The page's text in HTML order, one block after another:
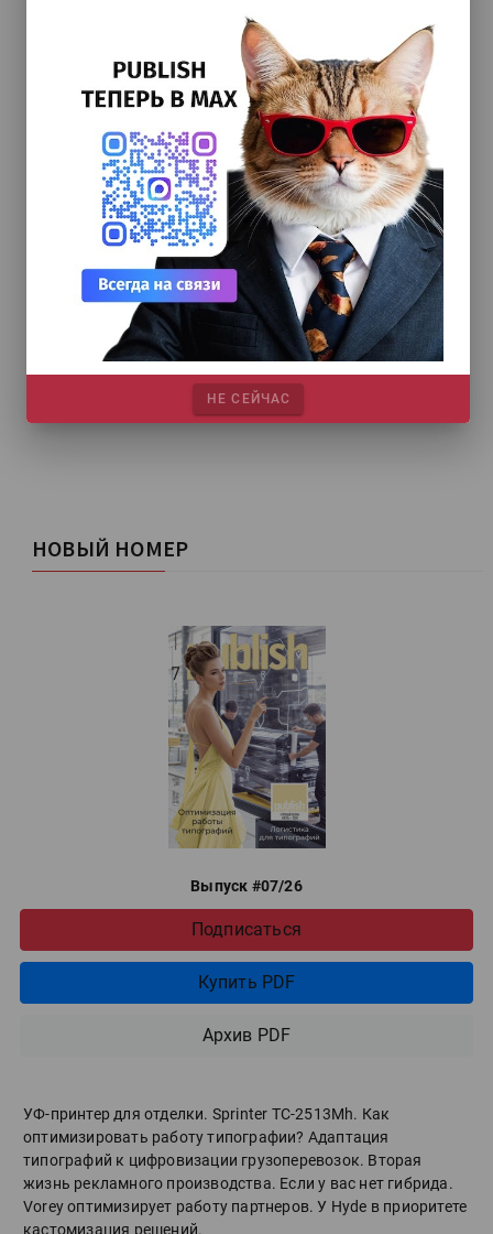
НОВЫЙ НОМЕР
Выпуск #07/26
Подписаться
Купить PDF
Архив PDF
УФ-принтер для отделки. Sprinter ТС-2513Mh. Как
оптимизировать работу типографии? Адаптация
типографий к цифровизации грузоперевозок. Вторая
жизнь рекламного производства. Если у вас нет гибрида.
Vorey оптимизирует работу партнеров. У Hyde в приоритете
кастомизация решений.
НЕ СЕЙЧАС